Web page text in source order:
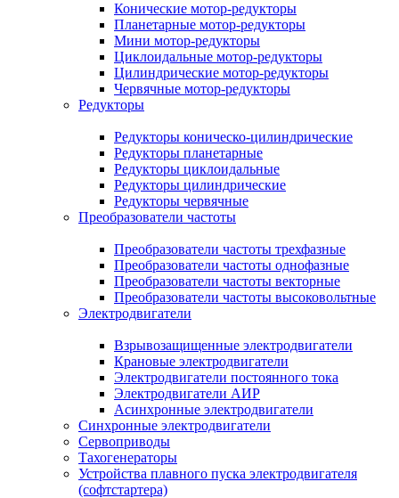
Конические мотор-редукторы
Планетарные мотор-редукторы
Мини мотор-редукторы
Циклоидальные мотор-редукторы
Цилиндрические мотор-редукторы
Червячные мотор-редукторы
Редукторы
Редукторы коническо-цилиндрические
Редукторы планетарные
Редукторы циклоидальные
Редукторы цилиндрические
Редукторы червячные
Преобразователи частоты
Преобразователи частоты трехфазные
Преобразователи частоты однофазные
Преобразователи частоты векторные
Преобразователи частоты высоковольтные
Электродвигатели
Взрывозащищенные электродвигатели
Крановые электродвигатели
Электродвигатели постоянного тока
Электродвигатели АИР
Асинхронные электродвигатели
Синхронные электродвигатели
Сервоприводы
Тахогенераторы
Устройства плавного пуска электродвигателя
(софтстартера)